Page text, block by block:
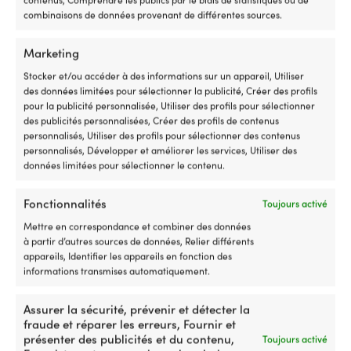
combinaisons de données provenant de différentes sources.
Marketing
Stocker et/ou accéder à des informations sur un appareil, Utiliser
des données limitées pour sélectionner la publicité, Créer des profils
pour la publicité personnalisée, Utiliser des profils pour sélectionner
des publicités personnalisées, Créer des profils de contenus
personnalisés, Utiliser des profils pour sélectionner des contenus
personnalisés, Développer et améliorer les services, Utiliser des
données limitées pour sélectionner le contenu.
Fonctionnalités
Toujours activé
Mettre en correspondance et combiner des données
à partir d’autres sources de données, Relier différents
appareils, Identifier les appareils en fonction des
informations transmises automatiquement.
Assurer la sécurité, prévenir et détecter la
fraude et réparer les erreurs, Fournir et
présenter des publicités et du contenu,
Toujours activé
Px cons.309,99€
initial
309,99 €.
Le
actuel
229,99 €.
Px cons.289,99€
Le
289,99 €.
Le
249,99 €.
Gaffe télescopique, aluminium,
120 – 220 cm
40,38€
TVA incl.
Pagaie télescopique avec
gaffe Osculati, aluminium,
réglable, 90 – 160 cm
38,54€
TVA incl.
COMMANDÉ)